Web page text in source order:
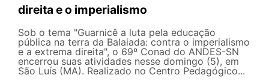
direita e o imperialismo
Sob o tema "Guarnicê a luta pela educação
pública na terra da Balaiada: contra o imperialismo
e a extrema direita", o 69º Conad do ANDES-SN
encerrou suas atividades nesse domingo (5), em
São Luís (MA). Realizado no Centro Pedagógico...